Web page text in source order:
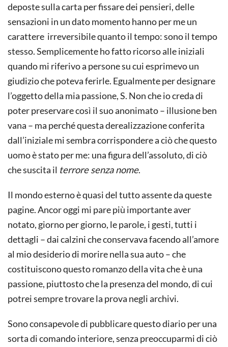
deposte sulla carta per fissare dei pensieri, delle
sensazioni in un dato momento hanno per me un
carattere irreversibile quanto il tempo: sono il tempo
stesso. Semplicemente ho fatto ricorso alle iniziali
quando mi riferivo a persone su cui esprimevo un
giudizio che poteva ferirle. Egualmente per designare
l’oggetto della mia passione, S. Non che io creda di
poter preservare così il suo anonimato – illusione ben
vana – ma perché questa derealizzazione conferita
dall’iniziale mi sembra corrispondere a ciò che questo
uomo è stato per me: una figura dell’assoluto, di ciò
che suscita il terrore senza nome.
Il mondo esterno è quasi del tutto assente da queste
pagine. Ancor oggi mi pare più importante aver
notato, giorno per giorno, le parole, i gesti, tutti i
dettagli – dai calzini che conservava facendo all’amore
al mio desiderio di morire nella sua auto – che
costituiscono questo romanzo della vita che è una
passione, piuttosto che la presenza del mondo, di cui
potrei sempre trovare la prova negli archivi.
Sono consapevole di pubblicare questo diario per una
sorta di comando interiore, senza preoccuparmi di ciò